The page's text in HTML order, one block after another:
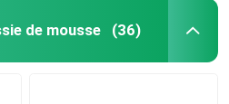
de mousse (36)